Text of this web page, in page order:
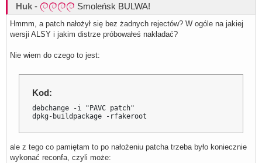
Huk - Smoleńsk BULWA!
Hmmm, a patch nałożył się bez żadnych rejectów? W ogóle na jakiej
wersji ALSY i jakim distrze próbowałeś nakładać?
Nie wiem do czego to jest:
Kod:
debchange -i "PAVC patch"
dpkg-buildpackage -rfakeroot
ale z tego co pamiętam to po nałożeniu patcha trzeba było koniecznie
wykonać reconfa, czyli może: